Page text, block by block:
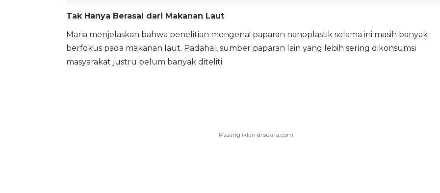
Tak Hanya Berasal dari Makanan Laut
Maria menjelaskan bahwa penelitian mengenai paparan nanoplastik selama ini masih banyak
berfokus pada makanan laut. Padahal, sumber paparan lain yang lebih sering dikonsumsi
masyarakat justru belum banyak diteliti.